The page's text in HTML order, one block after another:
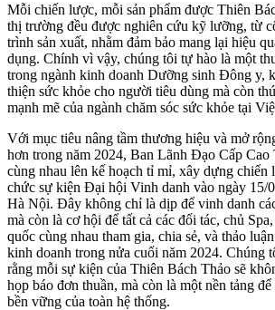
Mỗi chiến lược, mỗi sản phẩm được Thiên
thị trường đều được nghiên cứu kỹ lưỡng, từ
trình sản xuất, nhằm đảm bảo mang lại hiệu
dụng. Chính vì vậy, chúng tôi tự hào là một
trong ngành kinh doanh Dưỡng sinh Đông y,
thiện sức khỏe cho người tiêu dùng mà còn
mạnh mẽ của ngành chăm sóc sức khỏe tại
Với mục tiêu nâng tầm thương hiệu và mở
hơn trong năm 2024, Ban Lãnh Đạo Cấp Cao
cùng nhau lên kế hoạch tỉ mỉ, xây dựng chiến
chức sự kiện Đại hội Vinh danh vào ngày 15/
Hà Nội. Đây không chỉ là dịp để vinh danh
mà còn là cơ hội để tất cả các đối tác, chủ
quốc cùng nhau tham gia, chia sẻ, và thảo
kinh doanh trong nửa cuối năm 2024. Chúng
rằng mỗi sự kiện của Thiên Bách Thảo sẽ
họp báo đơn thuần, mà còn là một nền tảng
bền vững của toàn hệ thống.